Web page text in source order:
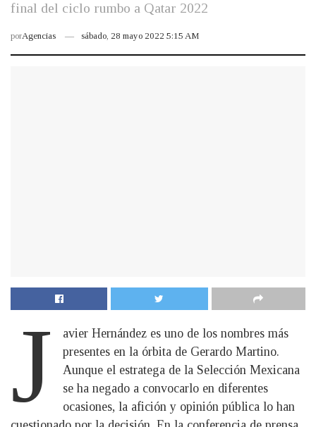
final del ciclo rumbo a Qatar 2022
porAgencias sábado, 28 mayo 2022 5:15 AM
J
avier Hernández es uno de los nombres más
presentes en la órbita de Gerardo Martino.
Aunque el estratega de la Selección Mexicana
se ha negado a convocarlo en diferentes
ocasiones, la afición y opinión pública lo han